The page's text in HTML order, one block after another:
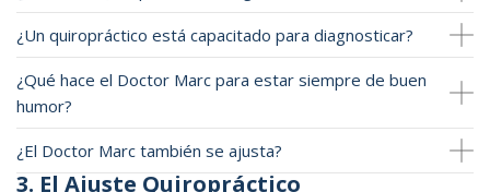
¿Un quiropráctico está capacitado para diagnosticar?
¿Qué hace el Doctor Marc para estar siempre de buen
humor?
¿El Doctor Marc también se ajusta?
3. El Ajuste Quiropráctico